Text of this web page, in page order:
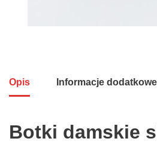
Opis Informacje dodatkowe
Botki damskie